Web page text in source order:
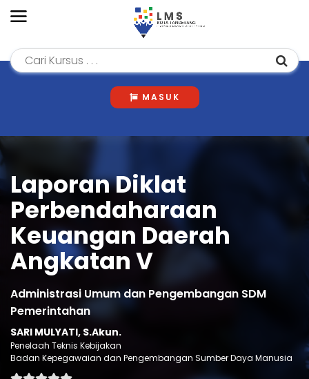
MASUK
Laporan Diklat
Perbendaharaan
Keuangan Daerah
Angkatan V
Administrasi Umum dan Pengembangan SDM
Pemerintahan
SARI MULYATI, S.Akun.
Penelaah Teknis Kebijakan
Badan Kepegawaian dan Pengembangan Sumber Daya Manusia